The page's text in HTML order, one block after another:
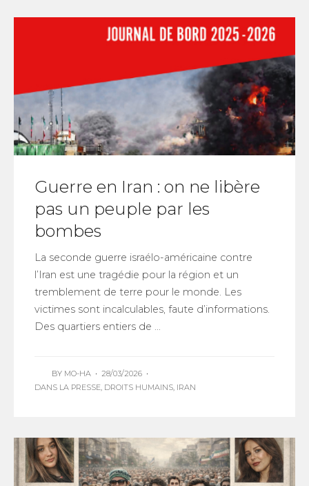
Guerre en Iran : on ne libère
pas un peuple par les
bombes
La seconde guerre israélo-américaine contre
l’Iran est une tragédie pour la région et un
tremblement de terre pour le monde. Les
victimes sont incalculables, faute d’informations.
Des quartiers entiers de ...
BY MO-HA • 28/03/2026 •
DANS LA PRESSE, DROITS HUMAINS, IRAN